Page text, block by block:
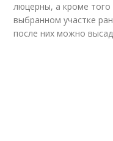
люцерны, а кроме того
выбранном участке
после них можно